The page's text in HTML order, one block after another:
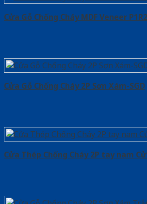
Cửa Gỗ Chống Cháy MDF Veneer
Cửa Gỗ Chống Cháy 2P Sơn Xám-SGD
Cửa Thép Chống Cháy 2P tay nam